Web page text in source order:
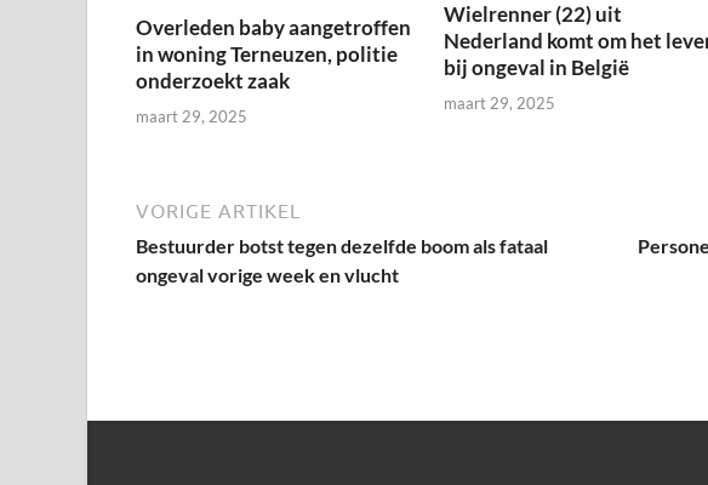
Overleden baby aangetroffen
in woning Terneuzen, politie
onderzoekt zaak
maart 29, 2025
Wielrenner (22) uit
Nederland komt om het
bij ongeval in België
maart 29, 2025
VORIGE ARTIKEL
Bestuurder botst tegen dezelfde boom als fataal
ongeval vorige week en vlucht